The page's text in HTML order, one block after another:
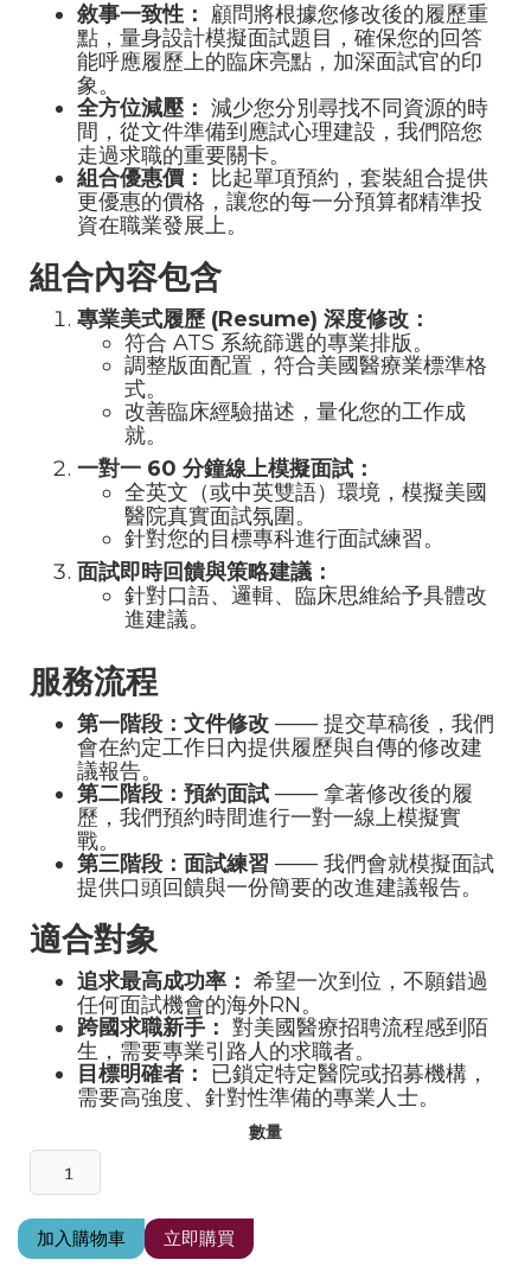
敘事一致性： 顧問將根據您修改後的履歷重
點，量身設計模擬面試題目，確保您的回答
能呼應履歷上的臨床亮點，加深面試官的印
象。
全方位減壓： 減少您分別尋找不同資源的時
間，從文件準備到應試心理建設，我們陪您
走過求職的重要關卡。
組合優惠價：
比起單項預約，套裝組合提供
更優惠的價格，讓您的每一分預算都精準投
資在職業發展上。
組合內容包含
專業美式履歷 (Resume) 深度修改：
符合 ATS 系統篩選的專業排版。
調整版面配置，符合美國醫療業標準格
式。
改善臨床經驗描述，量化您的工作成
就。
一對一 60 分鐘線上模擬面試：
全英文（或中英雙語）環境，模擬美國
醫院真實面試氛圍。
針對您的目標專科進行面試練習。
面試即時回饋與策略建議：
針對口語、邏輯、臨床思維給予具體改
進建議。
服務流程
第一階段：文件修改 —— 提交草稿後，我們
會在約定工作日內提供履歷與自傳的修改建
議報告。
第二階段：預約面試 —— 拿著修改後的履
歷，我們預約時間進行一對一線上模擬實
戰。
第三階段：面試練習 —— 我們會就模擬面試
提供口頭回饋與一份簡要的改進建議報告。
適合對象
追求最高成功率： 希望一次到位，不願錯過
任何面試機會的海外RN。
跨國求職新手： 對美國醫療招聘流程感到陌
生，需要專業引路人的求職者。
目標明確者： 已鎖定特定醫院或招募機構，
需要高強度、針對性準備的專業人士。
數量
立即購買